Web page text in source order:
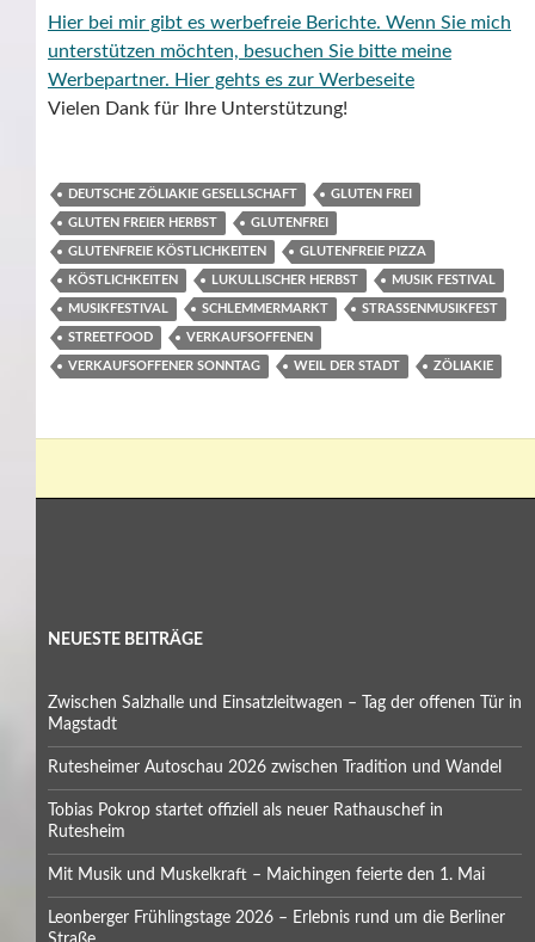
Hier bei mir gibt es werbefreie Berichte. Wenn Sie mich
unterstützen möchten, besuchen Sie bitte meine
Werbepartner. Hier gehts es zur Werbeseite
Vielen Dank für Ihre Unterstützung!
DEUTSCHE ZÖLIAKIE GESELLSCHAFT GLUTEN FREI
GLUTEN FREIER HERBST GLUTENFREI
GLUTENFREIE KÖSTLICHKEITEN GLUTENFREIE PIZZA
KÖSTLICHKEITEN LUKULLISCHER HERBST MUSIK FESTIVAL
MUSIKFESTIVAL SCHLEMMERMARKT STRASSENMUSIKFEST
STREETFOOD VERKAUFSOFFENEN
VERKAUFSOFFENER SONNTAG WEIL DER STADT ZÖLIAKIE
NEUESTE BEITRÄGE
Zwischen Salzhalle und Einsatzleitwagen – Tag der offenen Tür in
Magstadt
Rutesheimer Autoschau 2026 zwischen Tradition und Wandel
Tobias Pokrop startet offiziell als neuer Rathauschef in
Rutesheim
Mit Musik und Muskelkraft – Maichingen feierte den 1. Mai
Leonberger Frühlingstage 2026 – Erlebnis rund um die Berliner